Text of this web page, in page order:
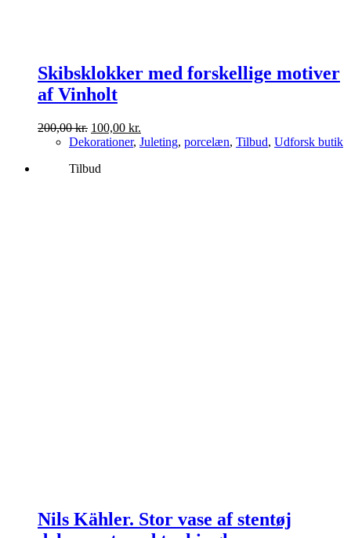
Skibsklokker med forskellige motiver
af Vinholt
200,00kr. Den
oprindelige
var:
100,00 kr.
aktuelle
Dekorationer, Juleting, porcelæn, Tilbud, Udforsk butik
Tilbud
Nils Kähler. Stor vase af stentøj